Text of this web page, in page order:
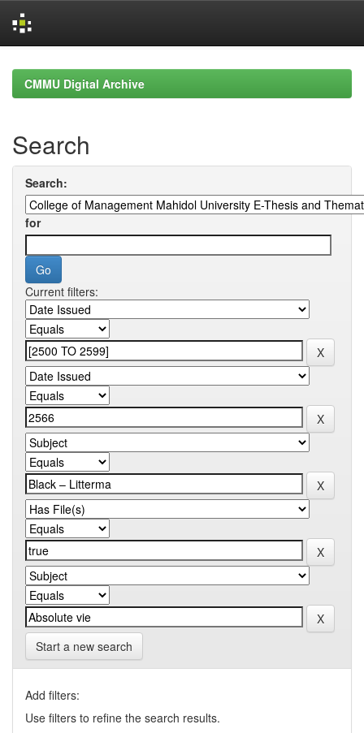
navigationCMMU Digital Archive
Search
Search:
for
Current filters:
Start a new search
Add filters:
Use filters to refine the search results.